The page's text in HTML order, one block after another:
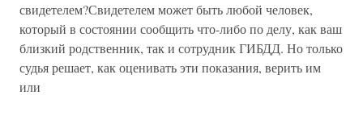
свидетелем?Свидетелем может быть любой человек,
который в состоянии сообщить что-либо по делу, как ваш
близкий родственник, так и сотрудник ГИБДД. Но только
судья решает, как оценивать эти показания, верить им
или